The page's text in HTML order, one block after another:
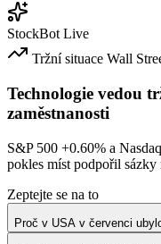
StockBot Live
Tržní situace Wall
Technologie vedou
zaměstnanosti
S&P 500 +0.60% a Nasdaq
pokles míst podpořil sázky
Zeptejte se na to
Proč v USA v červenci